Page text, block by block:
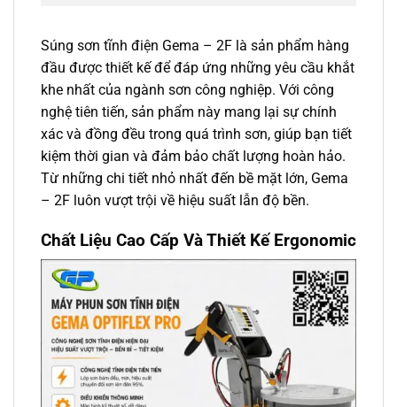
Súng sơn tĩnh điện Gema – 2F là sản phẩm hàng
đầu được thiết kế để đáp ứng những yêu cầu khắt
khe nhất của ngành sơn công nghiệp. Với công
nghệ tiên tiến, sản phẩm này mang lại sự chính
xác và đồng đều trong quá trình sơn, giúp bạn tiết
kiệm thời gian và đảm bảo chất lượng hoàn hảo.
Từ những chi tiết nhỏ nhất đến bề mặt lớn, Gema
– 2F luôn vượt trội về hiệu suất lẫn độ bền.
Chất Liệu Cao Cấp Và Thiết Kế Ergonomic